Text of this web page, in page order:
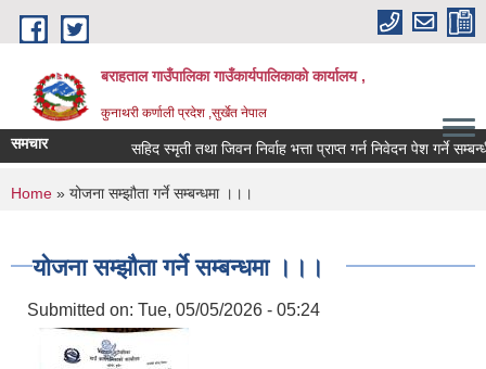
Skip to main content
बराहताल गाउँपालिका गाउँकार्यपालिकाको कार्यालय ,
कुनाथरी कर्णाली प्रदेश ,सुर्खेत नेपाल
समचार सहिद स्मृती तथा जिवन निर्वाह भत्ता प्राप्त गर्न निवेदन पेश गर्ने
You are here
Home » योजना सम्झौता गर्ने सम्बन्धमा ।।।
योजना सम्झौता गर्ने सम्बन्धमा ।।।
Submitted on: Tue, 05/05/2026 - 05:24